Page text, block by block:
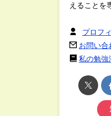
えることを
プロフ
お問い合
私の勉強